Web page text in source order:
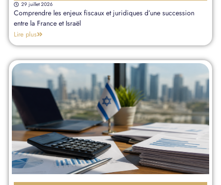
29 juillet 2026
Comprendre les enjeux fiscaux et juridiques d’une succession
entre la France et Israël
Lire plus